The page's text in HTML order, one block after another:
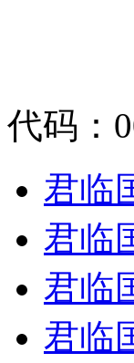
代码
君临
君临
君临
君临